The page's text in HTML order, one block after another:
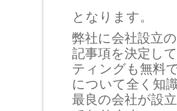
となります。
弊社に会社設立
記事項を決定し
ティングも無料
について全く知
最良の会社が設